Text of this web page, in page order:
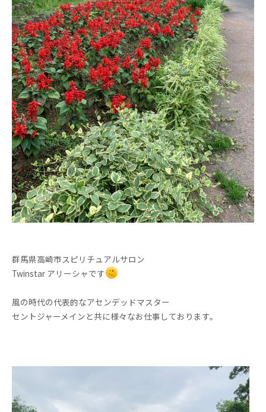
群馬県高崎市スピリチュアルサロン
Twinstar アリーシャです
風の時代の代表的なアセンデッドマスター
セントジャーメインと共に様々なお仕事しております。